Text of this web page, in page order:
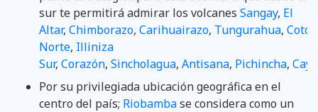
sur te permitirá admirar los volcanes Sangay, El
Altar, Chimborazo, Carihuairazo, Tungurahua,
Norte, Illiniza
Sur, Corazón, Sincholagua, Antisana, Pichincha,
Por su privilegiada ubicación geográfica en el
centro del país; Riobambase considera como un